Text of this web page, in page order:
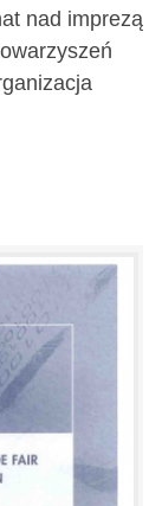
nad imprezą